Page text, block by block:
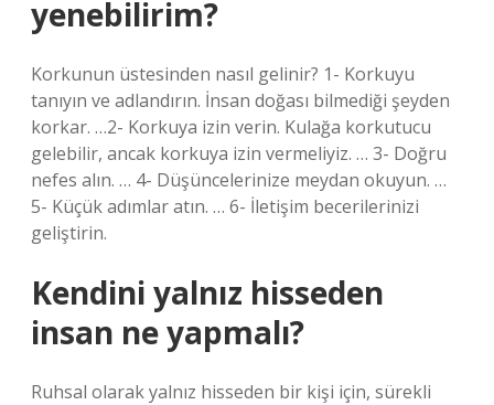
yenebilirim?
Korkunun üstesinden nasıl gelinir? 1- Korkuyu
tanıyın ve adlandırın. İnsan doğası bilmediği şeyden
korkar. …2- Korkuya izin verin. Kulağa korkutucu
gelebilir, ancak korkuya izin vermeliyiz. … 3- Doğru
nefes alın. … 4- Düşüncelerinize meydan okuyun. …
5- Küçük adımlar atın. … 6- İletişim becerilerinizi
geliştirin.
Kendini yalnız hisseden
insan ne yapmalı?
Ruhsal olarak yalnız hisseden bir kişi için, sürekli